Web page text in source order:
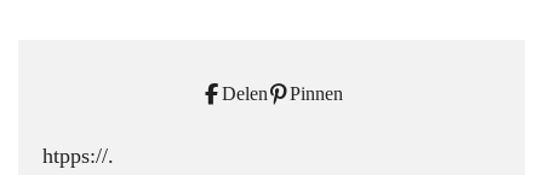
Delen Pinnen
htpps://.